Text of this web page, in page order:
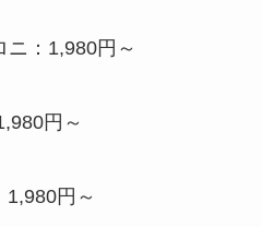
ニ：1,980円～
円～
1,980円～